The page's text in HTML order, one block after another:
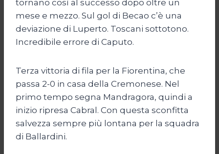
tornano così al successo dopo oltre un
mese e mezzo. Sul gol di Becao c’è una
deviazione di Luperto. Toscani sottotono.
Incredibile errore di Caputo.
Terza vittoria di fila per la Fiorentina, che
passa 2-0 in casa della Cremonese. Nel
primo tempo segna Mandragora, quindi a
inizio ripresa Cabral. Con questa sconfitta
salvezza sempre più lontana per la squadra
di Ballardini.